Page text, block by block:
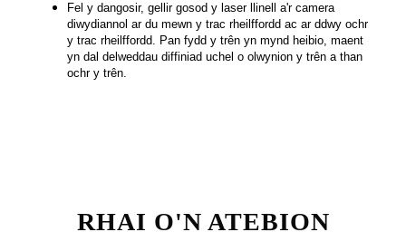
Fel y dangosir, gellir gosod y laser llinell a'r camera
diwydiannol ar du mewn y trac rheilffordd ac ar ddwy ochr
y trac rheilffordd. Pan fydd y trên yn mynd heibio, maent
yn dal delweddau diffiniad uchel o olwynion y trên a than
ochr y trên.
RHAI O'N ATEBION